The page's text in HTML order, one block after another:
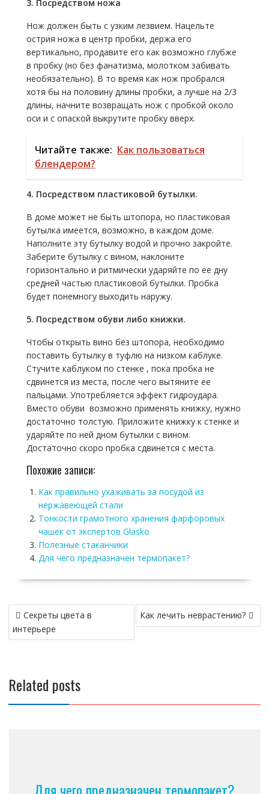
3. Посредством ножа
Нож должен быть с узким лезвием. Нацельте
острия ножа в центр пробки, держа его
вертикально, продавите его как возможно глубже
в пробку (но без фанатизма, молотком забивать
необязательно). В то время как нож пробрался
хотя бы на половину длины пробки, а лучше на 2/3
длины, начните возвращать нож с пробкой около
оси и с опаской выкрутите пробку вверх.
Читайте также: Как пользоваться
блендером?
4. Посредством пластиковой бутылки.
В доме может не быть штопора, но пластиковая
бутылка имеется, возможно, в каждом доме.
Наполните эту бутылку водой и прочно закройте.
Заберите бутылку с вином, наклоните
горизонтально и ритмически ударяйте по ее дну
средней частью пластиковой бутылки. Пробка
будет понемногу выходить наружу.
5. Посредством обуви либо книжки.
Чтобы открыть вино без штопора, необходимо
поставить бутылку в туфлю на низком каблуке.
Стучите каблуком по стенке , пока пробка не
сдвинется из места, после чего вытяните ее
пальцами. Употребляется эффект гидроудара.
Вместо обуви возможно применять книжку, нужно
достаточно толстую. Приложите книжку к стенке и
ударяйте по ней дном бутылки с вином.
Достаточно скоро пробка сдвинется с места.
Похожие записи:
Как правильно ухаживать за посудой из
нержавеющей стали
Тонкости грамотного хранения фарфоровых
чашек от экспертов Glasko
Полезные стаканчики
Для чего предназначен термопакет?
Навигация
по
записям
Секреты цвета в
интерьере
Как лечить неврастению?
Related posts